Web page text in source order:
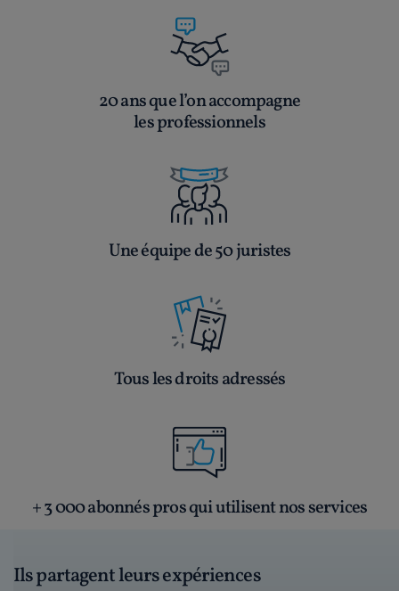
20 ans que l’on accompagne
les professionnels
Une équipe de 50 juristes
Tous les droits adressés
+ 3 000 abonnés pros qui utilisent nos services
Ils partagent leurs expériences